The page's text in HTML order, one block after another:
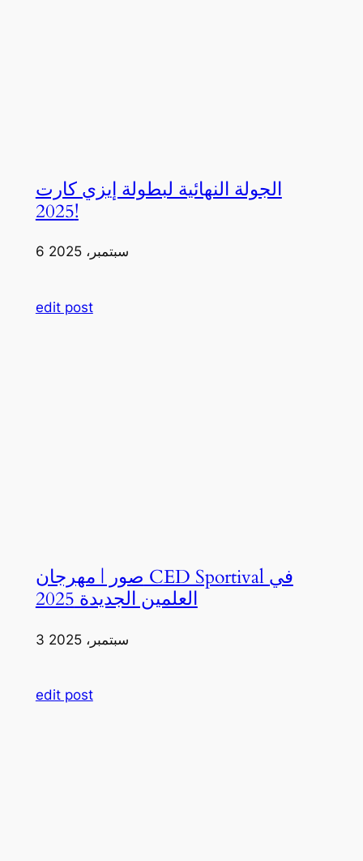
الجولة النهائية لبطولة إيزي كارت
2025!
6 سبتمبر، 2025
edit post
صور | مهرجان CED Sportival في
العلمين الجديدة 2025
3 سبتمبر، 2025
edit post